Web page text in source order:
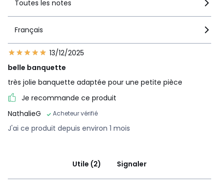
Toutes les notes
Français
13/12/2025
belle banquette
très jolie banquette adaptée pour une petite pièce
Je recommande ce produit
NathalieG
Acheteur vérifié
J'ai ce produit depuis environ 1 mois
Utile (2) Signaler